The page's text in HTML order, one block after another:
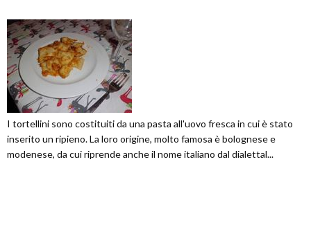
I tortellini sono costituiti da una pasta all'uovo fresca in cui è stato
inserito un ripieno. La loro origine, molto famosa è bolognese e
modenese, da cui riprende anche il nome italiano dal dialettal...